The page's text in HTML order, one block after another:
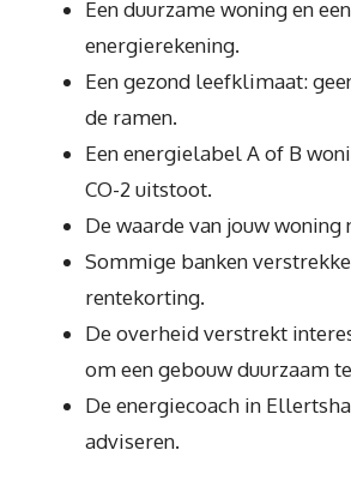
Een duurzame woning en
energierekening.
Een gezond leefklimaat:
de ramen.
Een energielabel A of B
CO-2 uitstoot.
De waarde van jouw woning
Sommige banken
rentekorting.
De overheid verstrekt
om een gebouw duurzaam
De energiecoach in
adviseren.